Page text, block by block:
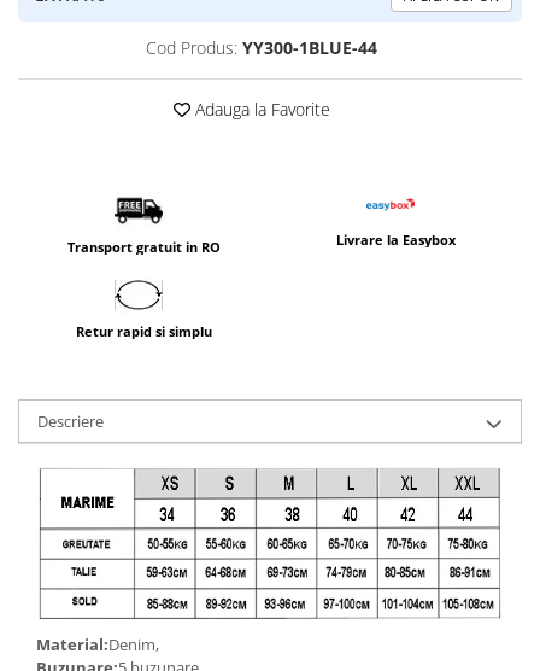
Cod Produs: YY300-1BLUE-44
Adauga la Favorite
Transport gratuit in RO Livrare la Easybox
Retur rapid si simplu
Descriere
Material:Denim,